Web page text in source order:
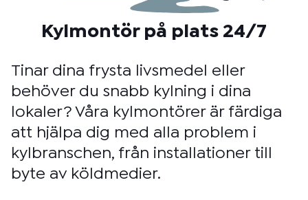
Kylmontör på plats 24/7
Tinar dina frysta livsmedel eller
behöver du snabb kylning i dina
lokaler? Våra kylmontörer är färdiga
att hjälpa dig med alla problem i
kylbranschen, från installationer till
byte av köldmedier.